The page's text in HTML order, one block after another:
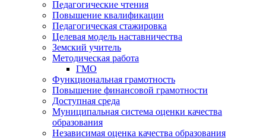
Педагогические чтения
Повышение квалификации
Педагогическая стажировка
Целевая модель наставничества
Земский учитель
Методическая работа
ГМО
Функциональная грамотность
Повышение финансовой грамотности
Доступная среда
Муниципальная система оценки качества
образования
Независимая оценка качества образования